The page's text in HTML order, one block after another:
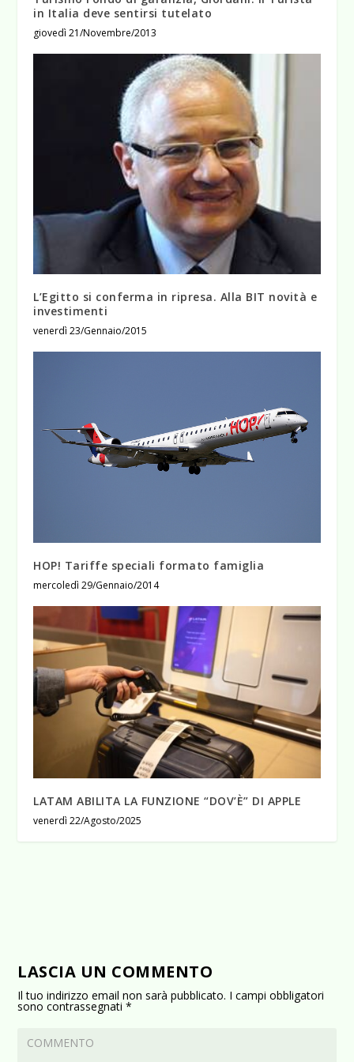
in Italia deve sentirsi tutelato
giovedì 21/Novembre/2013
L’Egitto si conferma in ripresa. Alla BIT novità e
investimenti
venerdì 23/Gennaio/2015
HOP! Tariffe speciali formato famiglia
mercoledì 29/Gennaio/2014
LATAM ABILITA LA FUNZIONE “DOV’È” DI APPLE
venerdì 22/Agosto/2025
LASCIA UN COMMENTO
Il tuo indirizzo email non sarà pubblicato. I campi obbligatori
sono contrassegnati*